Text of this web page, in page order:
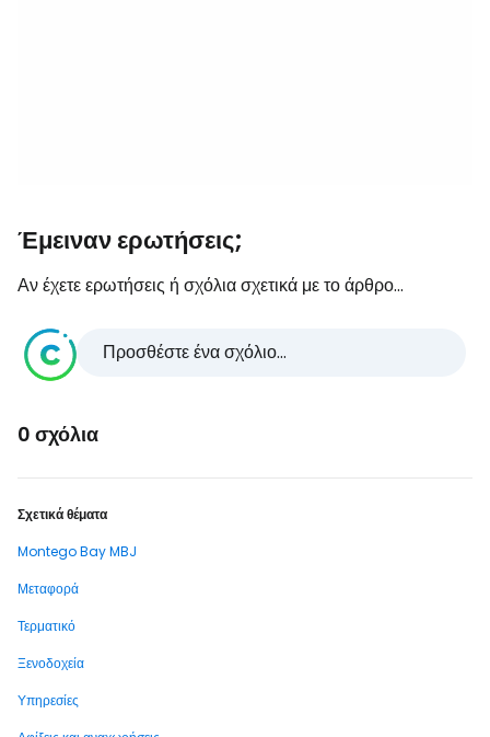
Έμειναν ερωτήσεις;
Αν έχετε ερωτήσεις ή σχόλια σχετικά με το άρθρο...
Προσθέστε ένα σχόλιο...
0 σχόλια
Σχετικά θέματα
Montego Bay MBJ
Μεταφορά
Τερματικό
Ξενοδοχεία
Υπηρεσίες